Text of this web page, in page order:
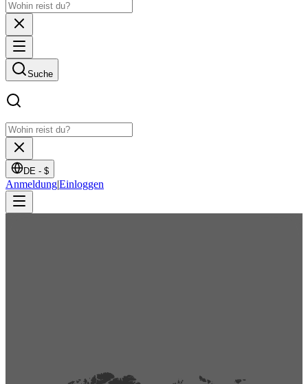
Suche
DE - $
Anmeldung|Einloggen